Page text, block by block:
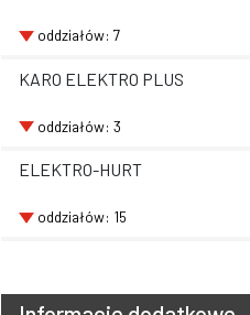
oddziałów: 7
KARO ELEKTRO PLUS
oddziałów: 3
ELEKTRO-HURT
oddziałów: 15